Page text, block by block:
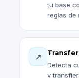
tu base
reglas de
↗️
Detecta
y